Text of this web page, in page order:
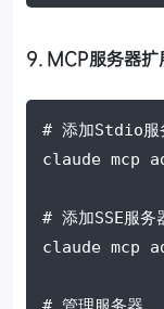
9. MCP服务器扩
# 添加Stdio服
claude mcp
# 添加SSE服务
claude mcp